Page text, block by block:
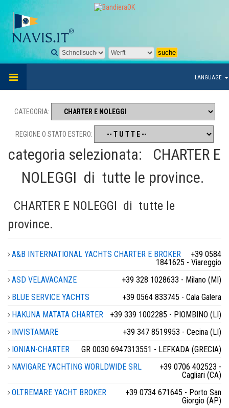
LANGUAGE
CATEGORIA:
REGIONE O STATO ESTERO:
categoria selezionata:
CHARTER E
NOLEGGI di tutte le province.
CHARTER E NOLEGGI di tutte le
province.
A&B INTERNATIONAL YACHTS CHARTER E BROKER
+39 0584
1841625 - Viareggio
ASD VELAVACANZE
+39 328 1028633 - Milano (MI)
BLUE SERVICE YACHTS
+39 0564 833745 - Cala Galera
HAKUNA MATATA CHARTER
+39 339 1002285 - PIOMBINO (LI)
INVISTAMARE
+39 347 8519953 - Cecina (LI)
IONIAN-CHARTER
GR 0030 6947313551 - LEFKADA (GRECIA)
NAVIGARE YACHTING WORLDWIDE SRL
+39 0706 402523 -
Cagliari (CA)
OLTREMARE YACHT BROKER
+39 0734 671645 - Porto San
Giorgio (AP)